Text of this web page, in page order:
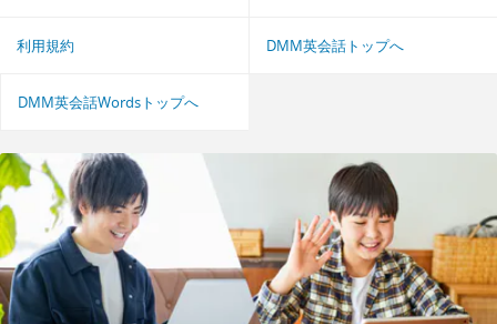
利用規約 DMM英会話トップへ
DMM英会話Wordsトップへ